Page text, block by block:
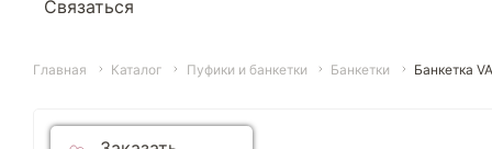
Связаться
Главная Каталог Пуфики и банкетки Банкетки Банкетка